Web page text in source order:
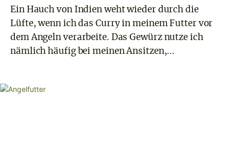
Ein Hauch von Indien weht wieder durch die
Lüfte, wenn ich das Curry in meinem Futter vor
dem Angeln verarbeite. Das Gewürz nutze ich
nämlich häufig bei meinen Ansitzen,...